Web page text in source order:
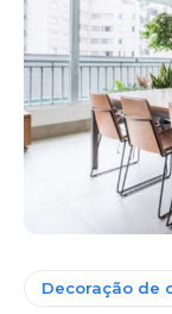
Decoração de